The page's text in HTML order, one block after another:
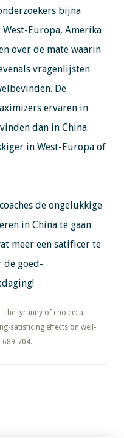
bijna
Europa, Amerika
over de mate waarin
vragenlijsten
De
ervaren in
dan in China.
in West-Europa of
de ongelukkige
in China te gaan
meer een satificer te
de goed-
The tyranny of choice: a
satisficing effects on well-
689-704.